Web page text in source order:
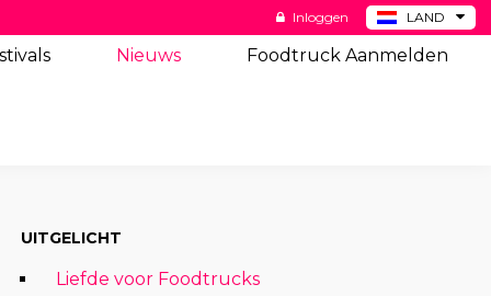
LAND
BE
Inloggen
Nieuws Foodtruck Aanmelden
UITGELICHT
Liefde voor Foodtrucks